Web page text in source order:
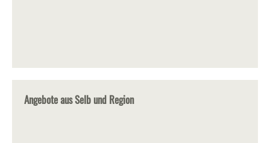
Angebote aus Selb und Region